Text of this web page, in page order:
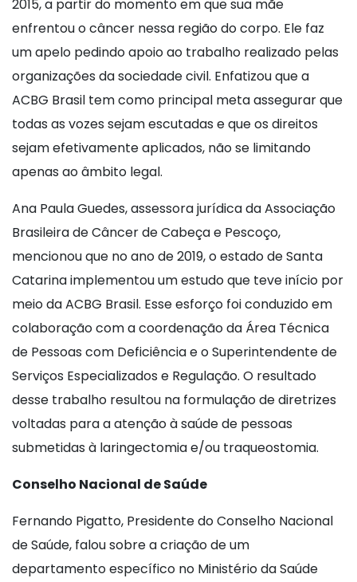
2015, a partir do momento em que sua mãe
enfrentou o câncer nessa região do corpo. Ele faz
um apelo pedindo apoio ao trabalho realizado pelas
organizações da sociedade civil. Enfatizou que a
ACBG Brasil tem como principal meta assegurar que
todas as vozes sejam escutadas e que os direitos
sejam efetivamente aplicados, não se limitando
apenas ao âmbito legal.
Ana Paula Guedes, assessora jurídica da Associação
Brasileira de Câncer de Cabeça e Pescoço,
mencionou que no ano de 2019, o estado de Santa
Catarina implementou um estudo que teve início por
meio da ACBG Brasil. Esse esforço foi conduzido em
colaboração com a coordenação da Área Técnica
de Pessoas com Deficiência e o Superintendente de
Serviços Especializados e Regulação. O resultado
desse trabalho resultou na formulação de diretrizes
voltadas para a atenção à saúde de pessoas
submetidas à laringectomia e/ou traqueostomia.
Conselho Nacional de Saúde
Fernando Pigatto, Presidente do Conselho Nacional
de Saúde, falou sobre a criação de um
departamento específico no Ministério da Saúde